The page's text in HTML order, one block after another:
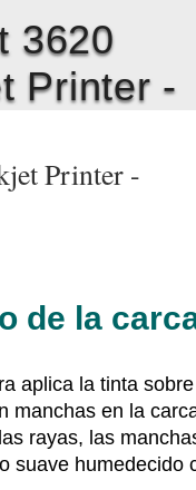
3620
Printer -
Printer -
de la
aplica la tinta
manchas en la
rayas, las
suave humedecido